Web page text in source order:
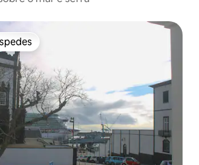
dos hóspedes